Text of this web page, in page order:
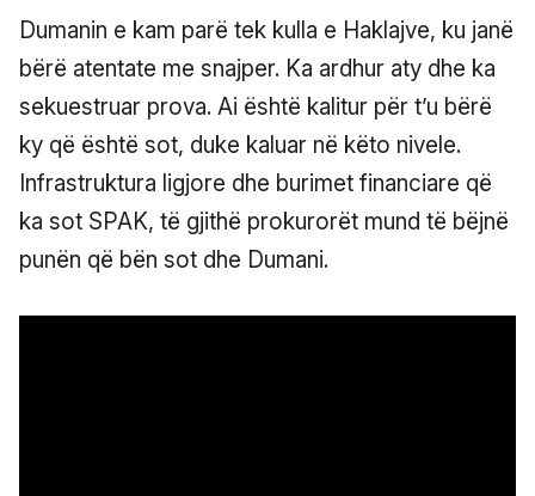
Dumanin e kam parë tek kulla e Haklajve, ku janë
bërë atentate me snajper. Ka ardhur aty dhe ka
sekuestruar prova. Ai është kalitur për t’u bërë
ky që është sot, duke kaluar në këto nivele.
Infrastruktura ligjore dhe burimet financiare që
ka sot SPAK, të gjithë prokurorët mund të bëjnë
punën që bën sot dhe Dumani.